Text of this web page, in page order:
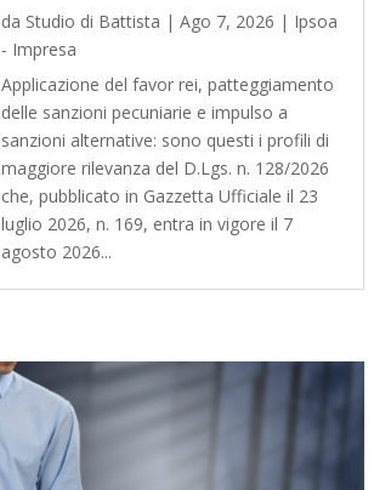
da Studio di Battista |Ago 7, 2026 | Ipsoa
- Impresa
Applicazione del favor rei, patteggiamento
delle sanzioni pecuniarie e impulso a
sanzioni alternative: sono questi i profili di
maggiore rilevanza del D.Lgs. n. 128/2026
che, pubblicato in Gazzetta Ufficiale il 23
luglio 2026, n. 169, entra in vigore il 7
agosto 2026...